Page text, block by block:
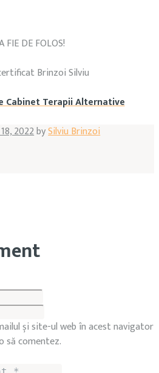
FIE DE FOLOS!
Brinzoi Silviu
Terapii Alternative
2022bySilviu Brinzoi
și site-ul web în acest navigator
să comentez.